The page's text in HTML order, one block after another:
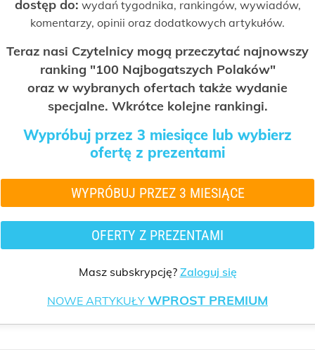
dostęp do: wydań tygodnika, rankingów, wywiadów,
komentarzy, opinii oraz dodatkowych artykułów.
Teraz nasi Czytelnicy mogą przeczytać najnowszy
ranking "100 Najbogatszych Polaków"
oraz w wybranych ofertach także wydanie
specjalne. Wkrótce kolejne rankingi.
Wypróbuj przez 3 miesiące lub wybierz
ofertę z prezentami
WYPRÓBUJ PRZEZ 3 MIESIĄCE
OFERTY Z PREZENTAMI
Masz subskrypcję? Zaloguj się
NOWE ARTYKUŁY WPROST PREMIUM